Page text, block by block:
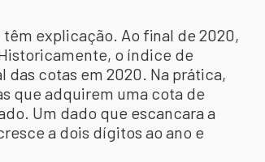
explicação. Ao final de 2020,
o índice de
das cotas em 2020. Na prática,
que adquirem uma cota de
Um dado que escancara a
a dois dígitos ao ano e